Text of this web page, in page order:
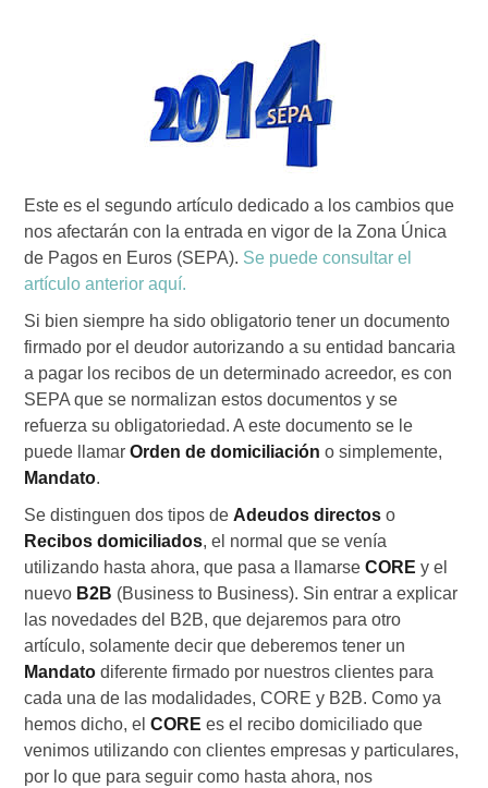
Este es el segundo artículo dedicado a los cambios que
nos afectarán con la entrada en vigor de la Zona Única
de Pagos en Euros (SEPA). Se puede consultar el
artículo anterior aquí.
Si bien siempre ha sido obligatorio tener un documento
firmado por el deudor autorizando a su entidad bancaria
a pagar los recibos de un determinado acreedor, es con
SEPA que se normalizan estos documentos y se
refuerza su obligatoriedad. A este documento se le
puede llamarOrden de domiciliación o simplemente,
Mandato.
Se distinguen dos tipos de Adeudos directos o
Recibos domiciliados, el normal que se venía
utilizando hasta ahora, que pasa a llamarseCORE y el
nuevo B2B (Business to Business). Sin entrar a explicar
las novedades del B2B, que dejaremos para otro
artículo, solamente decir que deberemos tener un
Mandato diferente firmado por nuestros clientes para
cada una de las modalidades, CORE y B2B. Como ya
hemos dicho, elCORE es el recibo domiciliado que
venimos utilizando con clientes empresas y particulares,
por lo que para seguir como hasta ahora, nos